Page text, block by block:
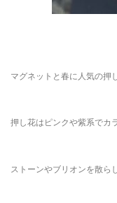
マグネットと春に人気の押
押し花はピンクや紫系でカ
ストーンやブリオンを散ら